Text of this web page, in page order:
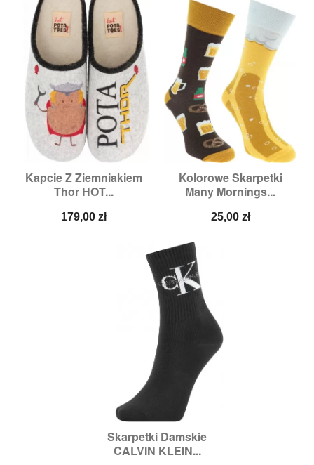
Kapcie Z Ziemniakiem
Thor HOT...
Cena
179,00 zł
Kolorowe Skarpetki
Many Mornings...
Cena
25,00 zł
Skarpetki Damskie
CALVIN KLEIN...